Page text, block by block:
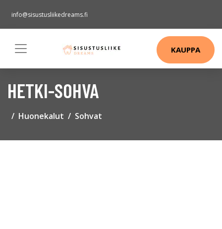
info@sisustusliikedreams.fi
KAUPPA
HETKI-SOHVA
Huonekalut Sohvat